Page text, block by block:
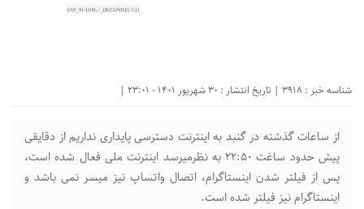
شناسه خبر : 3918 | تاریخ انتشار : 30 شهریور 1401 - 23:01 |
از ساعات گذشته در گنبد به اینترنت دسترسی پایداری نداریم از دقایقی
پیش حدود ساغت 22:50 به نظر‌میرسد اینترنت ملی فعال شده است،
پس‌ از فیلتر شدن اینستاگرام، اتصال واتساپ نیز میسر نمی باشد و
اینستاگرام نیز فیلتر شده است.